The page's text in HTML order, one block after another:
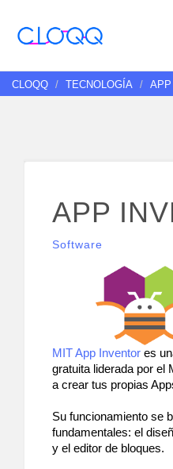
CLOQQ TECNOLOGÍA
APP
Software
MIT App Inventor es
gratuita liderada por el
a crear tus propias
Su funcionamiento se
fundamentales: el
y el editor de bloques.